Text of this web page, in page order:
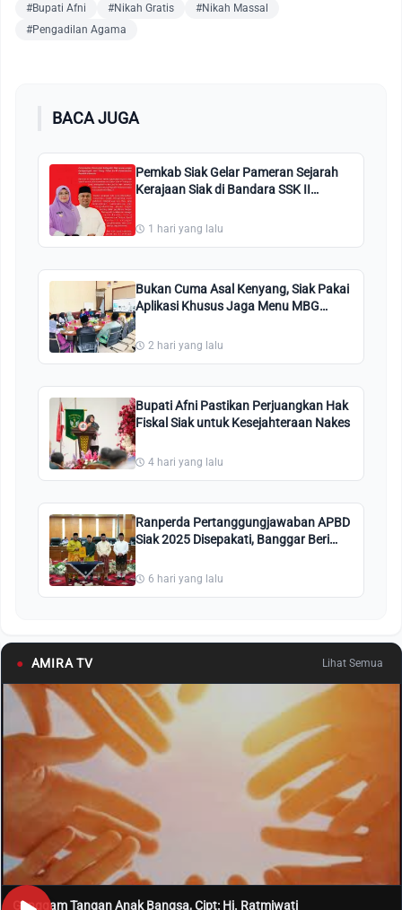
#Bupati Afni #Nikah Gratis
#Nikah Massal
#Pengadilan Agama
BACA JUGA
Pemkab Siak Gelar Pameran Sejarah
Kerajaan Siak di Bandara SSK II
1 hari yang lalu
Bukan Cuma Asal Kenyang, Siak Pakai
Aplikasi Khusus Jaga Menu MBG
2 hari yang lalu
Bupati Afni Pastikan Perjuangkan Hak
Fiskal Siak untuk Kesejahteraan Nakes
4 hari yang lalu
Ranperda Pertanggungjawaban APBD
Siak 2025 Disepakati, Banggar Beri
6 hari yang lalu
● AMIRA TV Lihat Semua
Genggam Tangan Anak Bangsa, Cipt: Hj. Ratmiwati